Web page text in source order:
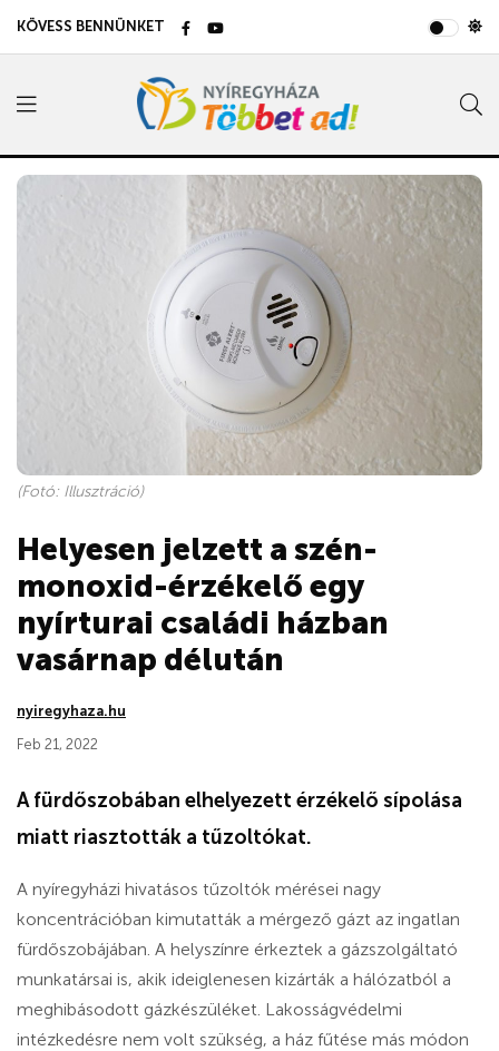
KÖVESS BENNÜNKET
(Fotó: Illusztráció)
Helyesen jelzett a szén-
monoxid-érzékelő egy
nyírturai családi házban
vasárnap délután
nyiregyhaza.hu
Feb 21, 2022
A fürdőszobában elhelyezett érzékelő sípolása
miatt riasztották a tűzoltókat.
A nyíregyházi hivatásos tűzoltók mérései nagy
koncentrációban kimutatták a mérgező gázt az ingatlan
fürdőszobájában. A helyszínre érkeztek a gázszolgáltató
munkatársai is, akik ideiglenesen kizárták a hálózatból a
meghibásodott gázkészüléket. Lakosságvédelmi
intézkedésre nem volt szükség, a ház fűtése más módon